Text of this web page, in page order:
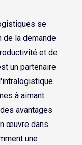
se
de la demande
et de
un partenaire
à aimant
avantages
œuvre dans
une